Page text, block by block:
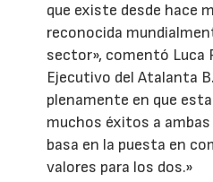
que existe desde hace
reconocida
sector», comentó Luca
Ejecutivo del Atalanta
plenamente en que
muchos éxitos a ambas
basa en la puesta en
valores para los dos.»